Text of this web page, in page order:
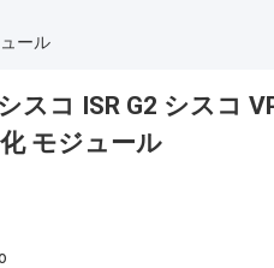
ール
スコ ISR G2 シスコ
モジュール